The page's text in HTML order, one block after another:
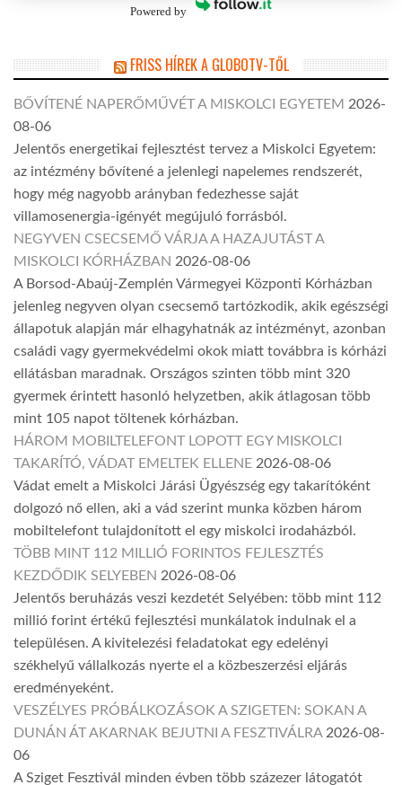
Powered by
FRISS HÍREK A GLOBOTV-TŐL
BŐVÍTENÉ NAPERŐMŰVÉT A MISKOLCI EGYETEM 2026-
08-06
Jelentős energetikai fejlesztést tervez a Miskolci Egyetem:
az intézmény bővítené a jelenlegi napelemes rendszerét,
hogy még nagyobb arányban fedezhesse saját
villamosenergia-igényét megújuló forrásból.
NEGYVEN CSECSEMŐ VÁRJA A HAZAJUTÁST A
MISKOLCI KÓRHÁZBAN 2026-08-06
A Borsod-Abaúj-Zemplén Vármegyei Központi Kórházban
jelenleg negyven olyan csecsemő tartózkodik, akik egészségi
állapotuk alapján már elhagyhatnák az intézményt, azonban
családi vagy gyermekvédelmi okok miatt továbbra is kórházi
ellátásban maradnak. Országos szinten több mint 320
gyermek érintett hasonló helyzetben, akik átlagosan több
mint 105 napot töltenek kórházban.
HÁROM MOBILTELEFONT LOPOTT EGY MISKOLCI
TAKARÍTÓ, VÁDAT EMELTEK ELLENE 2026-08-06
Vádat emelt a Miskolci Járási Ügyészség egy takarítóként
dolgozó nő ellen, aki a vád szerint munka közben három
mobiltelefont tulajdonított el egy miskolci irodaházból.
TÖBB MINT 112 MILLIÓ FORINTOS FEJLESZTÉS
KEZDŐDIK SELYEBEN 2026-08-06
Jelentős beruházás veszi kezdetét Selyében: több mint 112
millió forint értékű fejlesztési munkálatok indulnak el a
településen. A kivitelezési feladatokat egy edelényi
székhelyű vállalkozás nyerte el a közbeszerzési eljárás
eredményeként.
VESZÉLYES PRÓBÁLKOZÁSOK A SZIGETEN: SOKAN A
DUNÁN ÁT AKARNAK BEJUTNI A FESZTIVÁLRA 2026-08-
06
A Sziget Fesztivál minden évben több százezer látogatót